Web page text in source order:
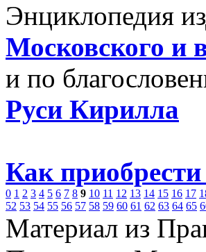
Энциклопедия
Московского и
и по
Руси Кирилла
Как
0 1 2 3 4 5 6 7 8 9 10 11 12 13 14 15 16 17
52 53 54 55 56 57 58 59 60 61 62 63 64 65
Материал из